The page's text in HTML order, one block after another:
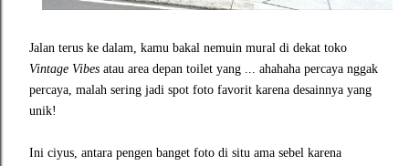
Jalan terus ke dalam, kamu bakal nemuin mural di dekat toko
Vintage Vibes atau area depan toilet yang ... ahahaha percaya nggak
percaya, malah sering jadi spot foto favorit karena desainnya yang
unik!
Ini ciyus, antara pengen banget foto di situ ama sebel karena